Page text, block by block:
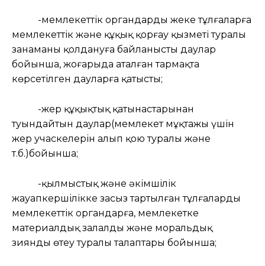
-мемлекеттік органдардың жеке тұлғаларға
мемлекеттік және құқық қорғау қызметі туралы
заңнаманы қолдануға байланысты даулар
бойынша, жоғарыда аталған тармақта
көрсетілген дауларға қатысты;
-жер құқықтық қатынастарынан
туындайтын даулар(мемлекет мұқтажы үшін
жер учаскелерін алып қою туралы және
т.б.)бойынша;
-қылмыстық және әкімшілік
жауапкершілікке заңсыз тартылған тұлғалардың
мемлекеттік органдарға, мемлекетке
материалдық залалды және моральдық
зиянды өтеу туралы талаптары бойынша;